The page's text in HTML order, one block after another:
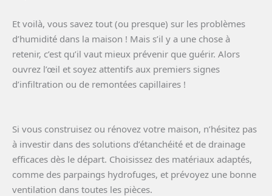
Et voilà, vous savez tout (ou presque) sur les problèmes
d’humidité dans la maison ! Mais s’il y a une chose à
retenir, c’est qu’il vaut mieux prévenir que guérir. Alors
ouvrez l’œil et soyez attentifs aux premiers signes
d’infiltration ou de remontées capillaires !
Si vous construisez ou rénovez votre maison, n’hésitez pas
à investir dans des solutions d’étanchéité et de drainage
efficaces dès le départ. Choisissez des matériaux adaptés,
comme des parpaings hydrofuges, et prévoyez une bonne
ventilation dans toutes les pièces.